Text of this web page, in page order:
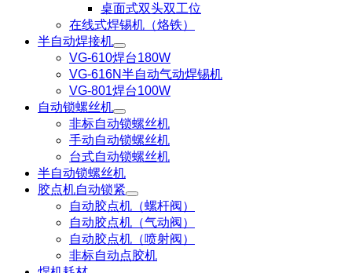
桌面式双头双工位
在线式焊锡机（烙铁）
半自动焊接机
VG-610焊台180W
VG-616N半自动气动焊锡机
VG-801焊台100W
自动锁螺丝机
非标自动锁螺丝机
手动自动锁螺丝机
台式自动锁螺丝机
半自动锁螺丝机
胶点机自动锁紧
自动胶点机（螺杆阀）
自动胶点机（气动阀）
自动胶点机（喷射阀）
非标自动点胶机